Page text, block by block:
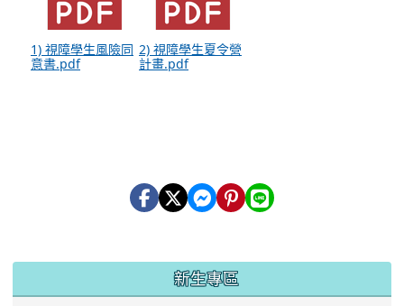
1) 視障學生風險同
意書.pdf
2) 視障學生夏令營
計畫.pdf
新生專區